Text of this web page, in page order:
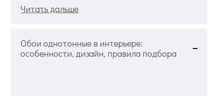
Читать дальше
Обои однотонные в интерьере:
особенности, дизайн, правила подбора